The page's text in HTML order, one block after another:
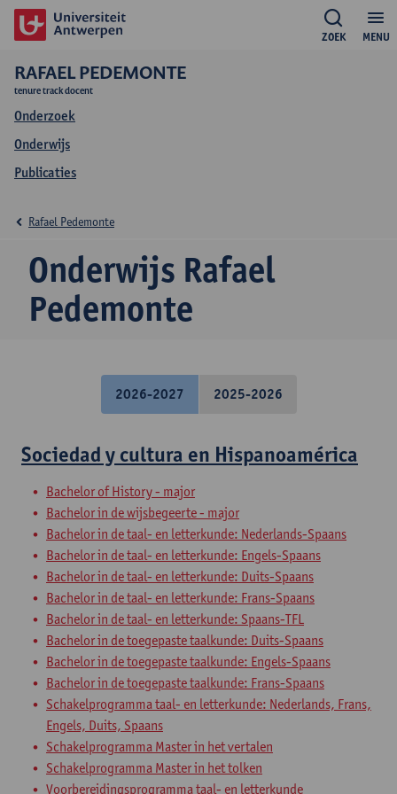
MENU
ZOEK
RAFAEL PEDEMONTE
tenure track docent
Onderzoek
Onderwijs
Publicaties
Onderwijs Rafael
Pedemonte
Rafael Pedemonte
2026-2027 2025-2026
Sociedad y cultura en Hispanoamérica
Bachelor of History - major
Bachelor in de wijsbegeerte - major
Bachelor in de taal- en letterkunde: Nederlands-Spaans
Bachelor in de taal- en letterkunde: Engels-Spaans
Bachelor in de taal- en letterkunde: Duits-Spaans
Bachelor in de taal- en letterkunde: Frans-Spaans
Bachelor in de taal- en letterkunde: Spaans-TFL
Bachelor in de toegepaste taalkunde: Duits-Spaans
Bachelor in de toegepaste taalkunde: Engels-Spaans
Bachelor in de toegepaste taalkunde: Frans-Spaans
Schakelprogramma taal- en letterkunde: Nederlands, Frans,
Engels, Duits, Spaans
Schakelprogramma Master in het vertalen
Schakelprogramma Master in het tolken
Voorbereidingsprogramma taal- en letterkunde